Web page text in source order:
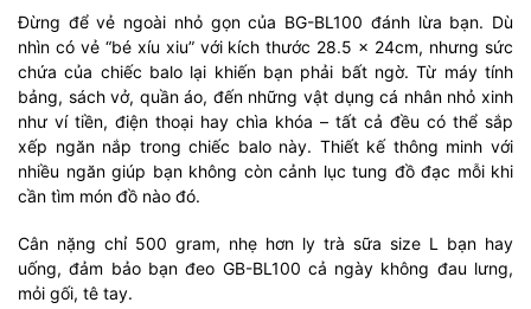
Đừng để vẻ ngoài nhỏ gọn của BG-BL100 đánh lừa bạn. Dù
nhìn có vẻ “bé xíu xiu” với kích thước 28.5 x 24cm, nhưng sức
chứa của chiếc balo lại khiến bạn phải bất ngờ. Từ máy tính
bảng, sách vở, quần áo, đến những vật dụng cá nhân nhỏ xinh
như ví tiền, điện thoại hay chìa khóa – tất cả đều có thể sắp
xếp ngăn nắp trong chiếc balo này. Thiết kế thông minh với
nhiều ngăn giúp bạn không còn cảnh lục tung đồ đạc mỗi khi
cần tìm món đồ nào đó.
Cân nặng chỉ 500 gram, nhẹ hơn ly trà sữa size L bạn hay
uống, đảm bảo bạn đeo GB-BL100 cả ngày không đau lưng,
mỏi gối, tê tay.